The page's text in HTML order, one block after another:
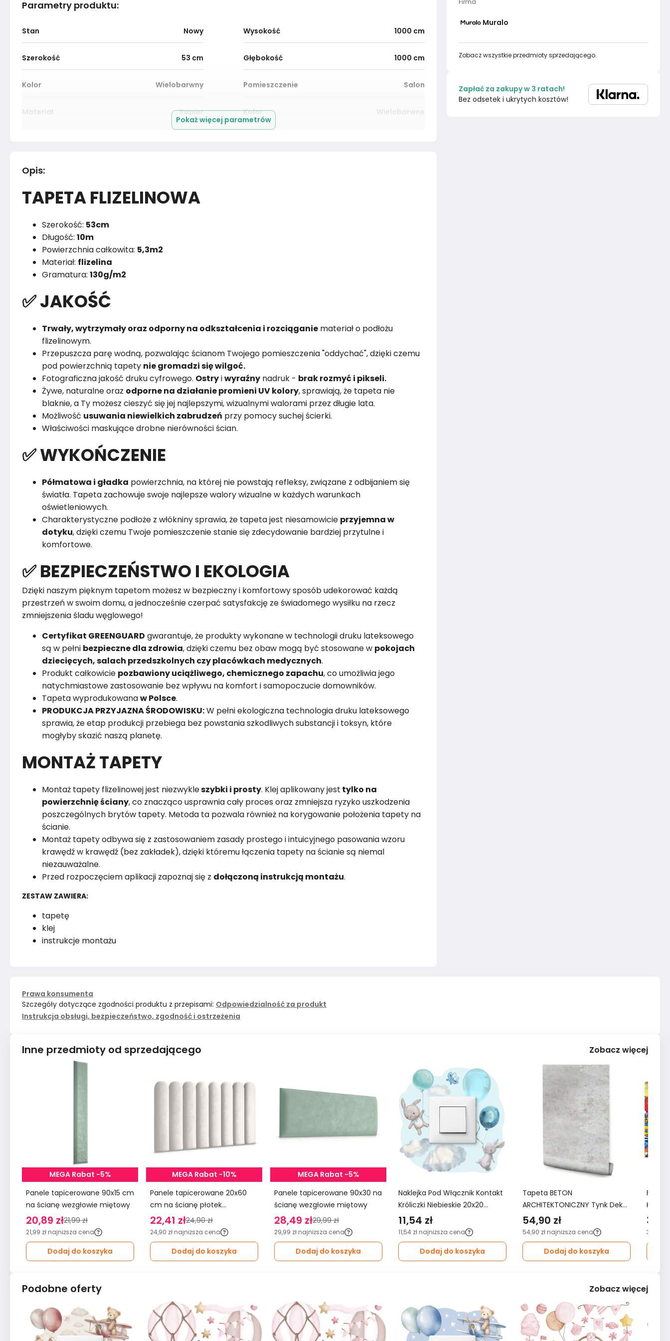
Parametry produktu:
Stan Nowy Wysokość 1000 cm
Szerokość 53 cm Głębokość 1000 cm
Kolor Wielobarwny Pomieszczenie Salon
Materiał Papier Kolor Wielobarwne
Rok produkcji
Pokaż więcej parametrów
Opis:
TAPETA FLIZELINOWA
Szerokość: 53cm
Długość: 10m
Powierzchnia całkowita: 5,3m2
Materiał: flizelina
Gramatura: 130g/m2
✅ JAKOŚĆ
Trwały, wytrzymały oraz odporny na odkształcenia i rozciąganie materiał o podłożu
flizelinowym.
Przepuszcza parę wodną, pozwalając ścianom Twojego pomieszczenia "oddychać", dzięki czemu
pod powierzchnią tapety nie gromadzi się wilgoć.
Fotograficzna jakość druku cyfrowego. Ostryiwyraźny nadruk - brak rozmyć i pikseli.
Żywe, naturalne oraz odporne na działanie promieni UV kolory, sprawiają, że tapeta nie
blaknie, a Ty możesz cieszyć się jej najlepszymi, wizualnymi walorami przez długie lata.
Możliwość usuwania niewielkich zabrudzeń przy pomocy suchej ścierki.
Właściwości maskujące drobne nierówności ścian.
✅ WYKOŃCZENIE
Półmatowa i gładka powierzchnia, na której nie powstają refleksy, związane z odbijaniem się
światła. Tapeta zachowuje swoje najlepsze walory wizualne w każdych warunkach
oświetleniowych.
Charakterystyczne podłoże z włókniny sprawia, że tapeta jest niesamowicie przyjemna w
dotyku, dzięki czemu Twoje pomieszczenie stanie się zdecydowanie bardziej przytulne i
komfortowe.
✅ BEZPIECZEŃSTWO I EKOLOGIA
Dzięki naszym pięknym tapetom możesz w bezpieczny i komfortowy sposób udekorować każdą
przestrzeń w swoim domu, a jednocześnie czerpać satysfakcję ze świadomego wysiłku na rzecz
zmniejszenia śladu węglowego!
Certyfikat GREENGUARD gwarantuje, że produkty wykonane w technologii druku lateksowego
są w pełni bezpieczne dla zdrowia, dzięki czemu bez obaw mogą być stosowane w pokojach
dziecięcych, salach przedszkolnych czy placówkach medycznych.
Produkt całkowicie pozbawiony uciążliwego, chemicznego zapachu, co umożliwia jego
natychmiastowe zastosowanie bez wpływu na komfort i samopoczucie domowników.
Tapeta wyprodukowanaw Polsce.
PRODUKCJA PRZYJAZNA ŚRODOWISKU:W pełni ekologiczna technologia druku lateksowego
sprawia, że etap produkcji przebiega bez powstania szkodliwych substancji i toksyn, które
mogłyby skazić naszą planetę.
MONTAŻ TAPETY
Montaż tapety flizelinowej jest niezwykleszybki i prosty. Klej aplikowany jest tylko na
powierzchnię ściany, co znacząco usprawnia cały proces oraz zmniejsza ryzyko uszkodzenia
poszczególnych brytów tapety. Metoda ta pozwala również na korygowanie położenia tapety na
ścianie.
Montaż tapety odbywa się z zastosowaniem zasady prostego i intuicyjnego pasowania wzoru
krawędź w krawędź (bez zakładek), dzięki któremu łączenia tapety na ścianie są niemal
niezauważalne.
Przed rozpoczęciem aplikacji zapoznaj się z dołączoną instrukcją montażu.
ZESTAW ZAWIERA:
tapetę
klej
instrukcje montażu
Firma
Muralo
Zobacz wszystkie przedmioty sprzedającego.
Zapłać za zakupy w 3 ratach!
Bez odsetek i ukrytych kosztów!
Prawa konsumenta
Szczegóły dotyczące zgodności produktu z przepisami: Odpowiedzialność za produkt
Instrukcja obsługi, bezpieczeństwo, zgodność i ostrzeżenia
Inne przedmioty od sprzedającego Zobacz więcej
MEGA Rabat -5%
Panele tapicerowane 90x15 cm
na ścianę wezgłowie miętowy
20,89 zł21,99 zł
21,99 zł najniższa cena
Dodaj do koszyka
MEGA Rabat -10%
Panele tapicerowane 20x60
cm na ścianę płotek
wezgłowie kremowy
22,41 zł24,90 zł
24,90 zł najniższa cena
Dodaj do koszyka
MEGA Rabat -5%
Panele tapicerowane 90x30 na
ścianę wezgłowie miętowy
28,49 zł29,99 zł
29,99 zł najniższa cena
Dodaj do koszyka
Naklejka Pod Włącznik Kontakt
Króliczki Niebieskie 20x20
Balony Do Pokoju Dziecka
11,54 zł
11,54 zł najniższa cena
Dodaj do koszyka
Tapeta BETON
ARCHITEKTONICZNY Tynk Dekor
Ścienny Do Salonu 3D Wzór
Nowoczesny
54,90 zł
54,90 zł najniższa cena
Dodaj do koszyka
3D do
349,99
Podobne oferty Zobacz więcej